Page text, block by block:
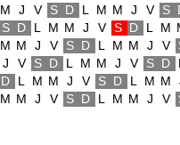
M
J V S D L M M J V S
S D L M M J V S D L M
M M J V S D L M M J V
J
V S D L M M J V S D L
D
L M M J V S D L M M
M M J V S D L M M J V